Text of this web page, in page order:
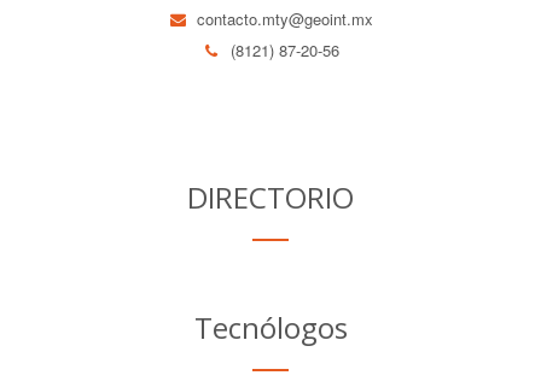
contacto.mty@geoint.mx
(8121) 87-20-56
DIRECTORIO
Tecnólogos